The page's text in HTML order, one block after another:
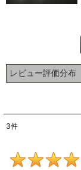
レビュー評価分布
期間:
3件